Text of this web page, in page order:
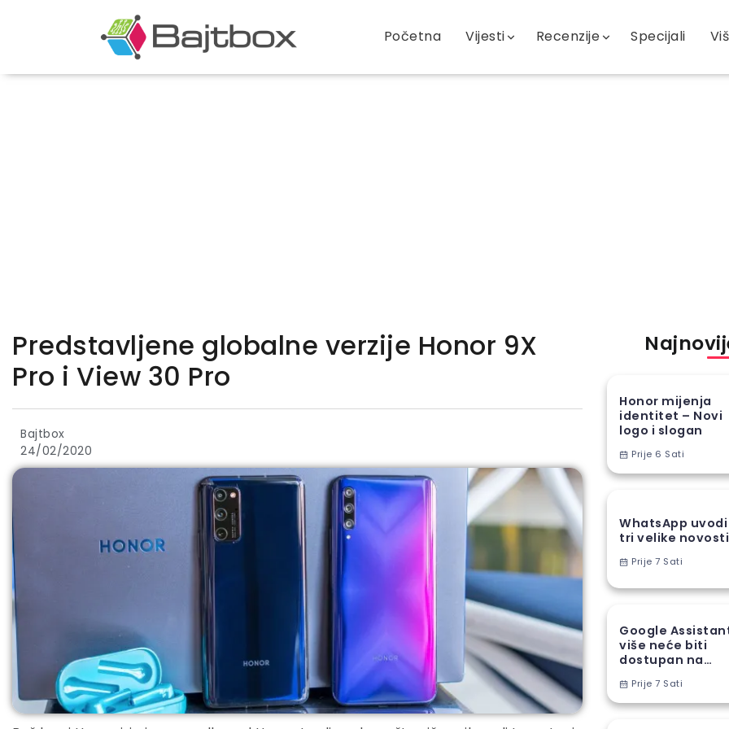
Početna Vijesti Recenzije Specijali
Predstavljene globalne verzije Honor 9X
Pro i View 30 Pro
Bajtbox
24/02/2020
Honor mijenja
identitet – Novi
logo i slogan
Prije 6 Sati
WhatsApp uvodi
tri velike novosti
Prije 7 Sati
Google
više neće biti
dostupan na
telefonima
Prije 7 Sati